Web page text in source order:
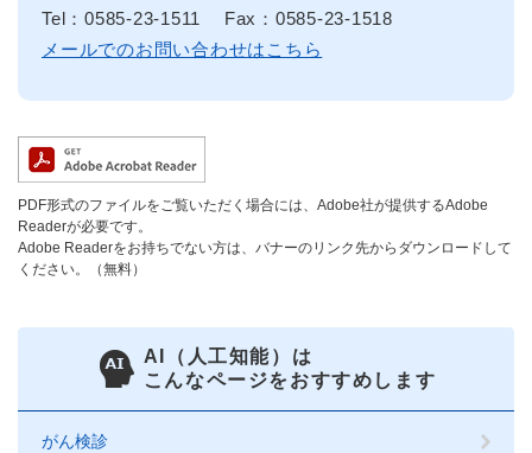
Tel：0585-23-1511
Fax：0585-23-1518
メールでのお問い合わせはこちら
PDF形式のファイルをご覧いただく場合には、Adobe社が提供するAdobe
Readerが必要です。
Adobe Readerをお持ちでない方は、バナーのリンク先からダウンロードして
ください。（無料）
AI（人工知能）は
こんなページをおすすめします
がん検診